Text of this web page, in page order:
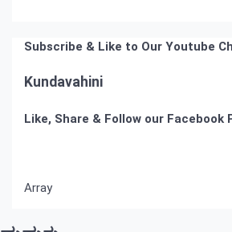
Subscribe & Like to Our Youtube
Kundavahini
Like, Share & Follow our Facebook
Array